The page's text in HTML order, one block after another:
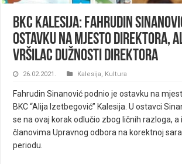
BKC Kalesija: Fahrudin
ostavku na mjesto direktora,
vršilac dužnosti direktora
26.02.2021. Kalesija, Kultura
Fahrudin Sinanović podnio je ostavku na
BKC “Alija Izetbegović” Kalesija. U ostavci
se na ovaj korak odlučio zbog ličnih razloga, a
članovima Upravnog odbora na korektnoj
periodu.